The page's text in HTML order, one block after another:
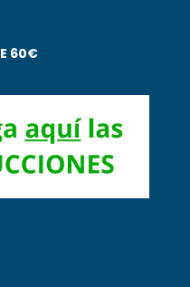
60€